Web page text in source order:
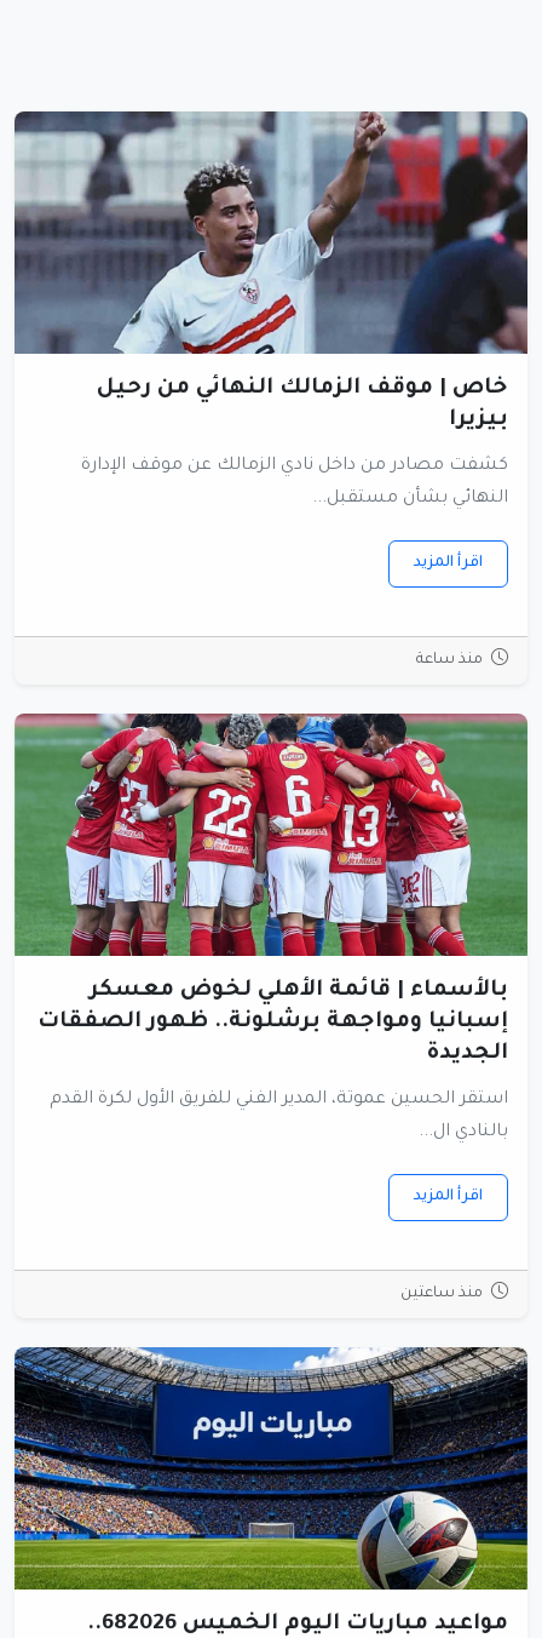
خاص | موقف الزمالك النهائي من رحيل
بيزيرا
كشفت مصادر من داخل نادي الزمالك عن موقف الإدارة
النهائي بشأن مستقبل...
اقرأ المزيد
منذ ساعة
بالأسماء | قائمة الأهلي لخوض معسكر
إسبانيا ومواجهة برشلونة.. ظهور الصفقات
الجديدة
استقر الحسين عموتة، المدير الفني للفريق الأول لكرة القدم
بالنادي ال...
اقرأ المزيد
منذ ساعتين
مواعيد مباريات اليوم الخميس 682026..